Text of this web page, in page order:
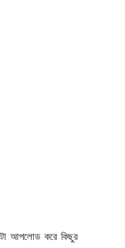
আপলোড করে কিছুর